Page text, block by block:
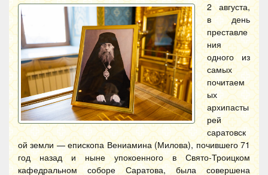
2 августа,
в день
преставле
ния
одного из
самых
почитаем
ых
архипасты
рей
саратовск
ой земли — епископа Вениамина (Милова), почившего 71
год назад и ныне упокоенного в Свято-Троицком
кафедральном соборе Саратова, была совершена